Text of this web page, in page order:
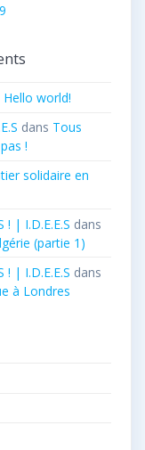
Hello world!
dans Tous
!
solidaire en
! | I.D.E.E.S dans
(partie 1)
! | I.D.E.E.S dans
à Londres